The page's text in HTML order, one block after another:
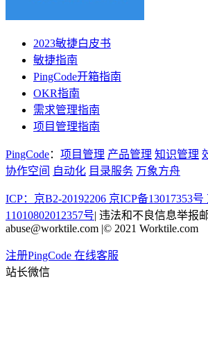
2023敏捷白皮书
敏捷指南
PingCode开箱指南
OKR指南
需求管理指南
项目管理指南
PingCode： 项目管理 产品管理 知识管理
协作空间 自动化 目录服务 万象方舟
ICP：京B2-20192206 京ICP备13017353号
11010802012357号| 违法和不良信息举报
abuse@worktile.com |© 2021 Worktile.com
注册PingCode 在线客服
站长微信